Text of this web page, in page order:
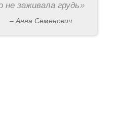
не заживала грудь»
– Анна Семенович